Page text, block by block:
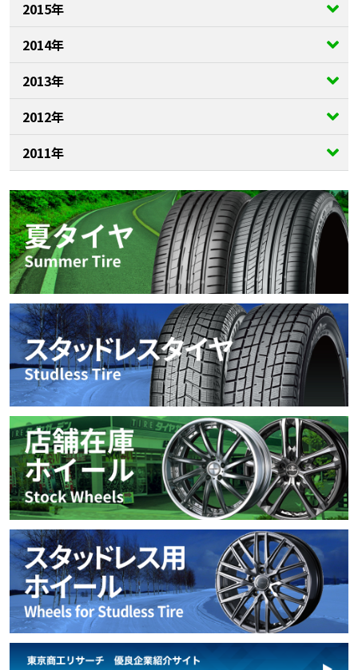
2015年
2014年
2013年
2012年
2011年